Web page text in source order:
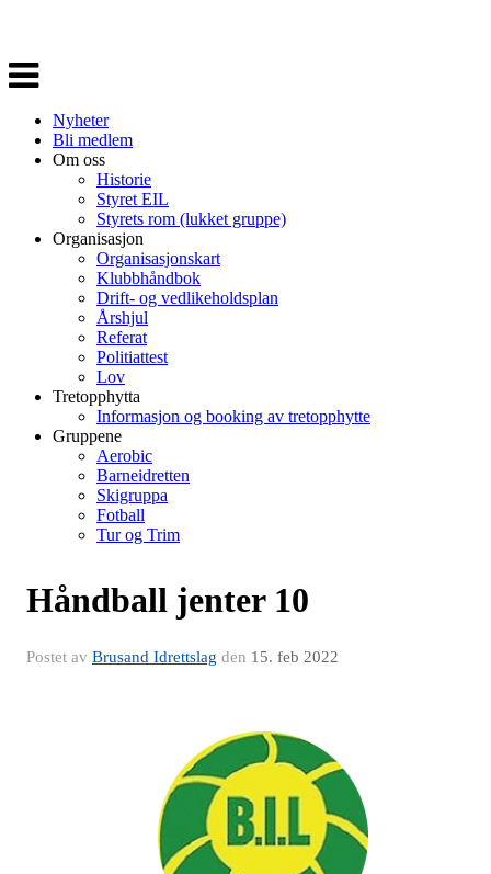
Veksle
navigasjon
Nyheter
Bli medlem
Om oss
Historie
Styret EIL
Styrets rom (lukket gruppe)
Organisasjon
Organisasjonskart
Klubbhåndbok
Drift- og vedlikeholdsplan
Årshjul
Referat
Politiattest
Lov
Tretopphytta
Informasjon og booking av tretopphytte
Gruppene
Aerobic
Barneidretten
Skigruppa
Fotball
Tur og Trim
Håndball jenter 10
Postet av Brusand Idrettslag den 15. feb 2022